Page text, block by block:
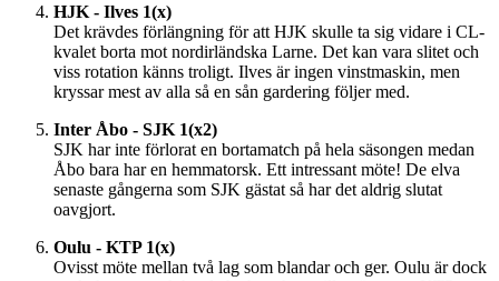
HJK - Ilves 1(x)
Det krävdes förlängning för att HJK skulle ta sig vidare i CL-
kvalet borta mot nordirländska Larne. Det kan vara slitet och
viss rotation känns troligt. Ilves är ingen vinstmaskin, men
kryssar mest av alla så en sån gardering följer med.
Inter Åbo - SJK 1(x2)
SJK har inte förlorat en bortamatch på hela säsongen medan
Åbo bara har en hemmatorsk. Ett intressant möte! De elva
senaste gångerna som SJK gästat så har det aldrig slutat
oavgjort.
Oulu - KTP 1(x)
Ovisst möte mellan två lag som blandar och ger. Oulu är dock